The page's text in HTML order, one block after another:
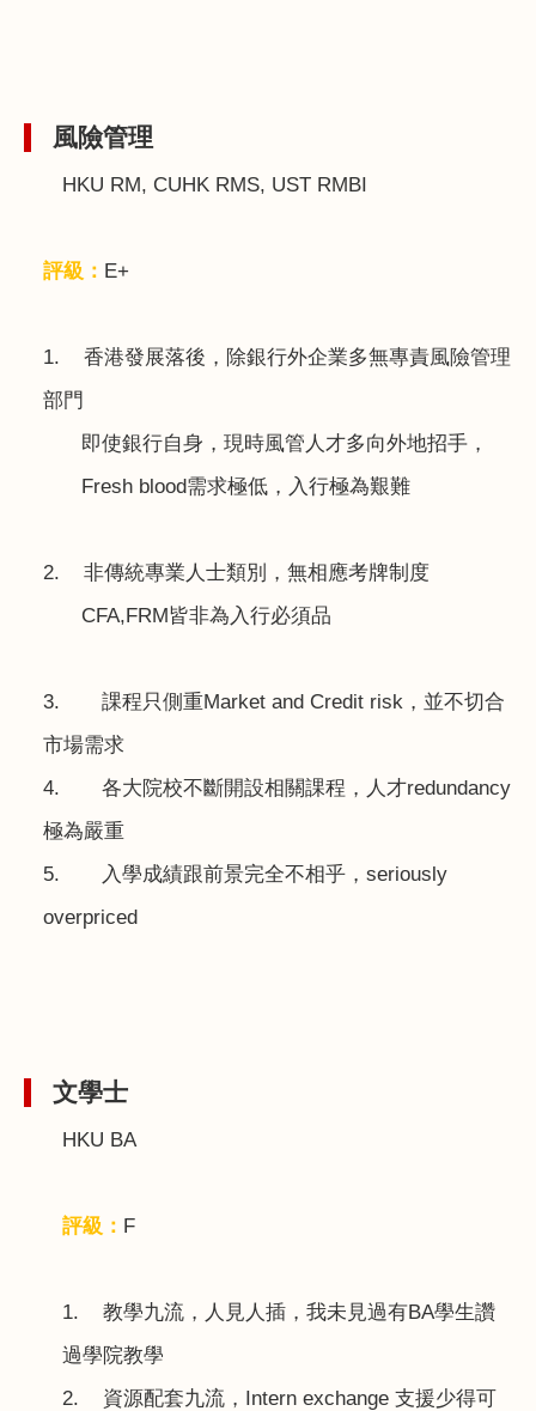
風險管理
HKU RM, CUHK RMS, UST RMBI
評級： E+
1. 香港發展落後，除銀行外企業多無專責風險管理
部門
即使銀行自身，現時風管人才多向外地招手，
Fresh blood需求極低，入行極為艱難
2. 非傳統專業人士類別，無相應考牌制度
CFA,FRM皆非為入行必須品
3. 課程只側重Market and Credit risk ，並不切合
市場需求
4. 各大院校不斷開設相關課程，人才redundancy
極為嚴重
5. 入學成績跟前景完全不相乎， seriously
overpriced
文學士
HKU BA
評級： F
1. 教學九流，人見人插，我未見過有BA學生讚
過學院教學
2. 資源配套九流， Intern exchange 支援少得可